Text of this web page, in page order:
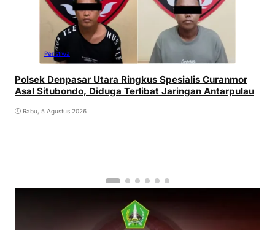
Peristiwa
Polsek Denpasar Utara Ringkus Spesialis Curanmor
Asal Situbondo, Diduga Terlibat Jaringan Antarpulau
Rabu, 5 Agustus 2026